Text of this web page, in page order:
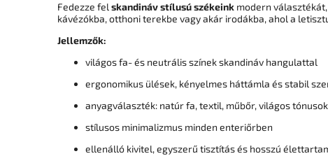
Fedezze fel skandináv stílusú székeink modern
kávézókba, otthoni terekbe vagy akár irodákba, ahol a
Jellemzők:
világos fa- és neutrális színek skandináv hangulattal
ergonomikus ülések, kényelmes háttámla és stabil
anyagválaszték: natúr fa, textil, műbőr, világos tónusok
stílusos minimalizmus minden enteriőrben
ellenálló kivitel, egyszerű tisztítás és hosszú